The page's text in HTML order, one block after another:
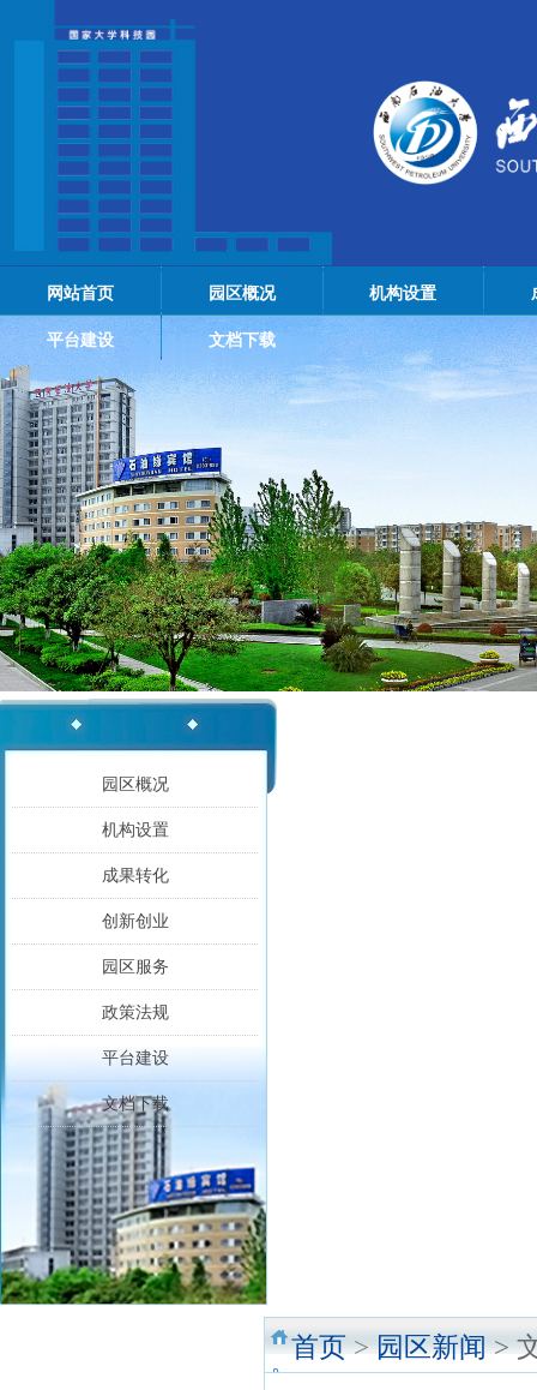
网站首页 园区概况 机构设置
平台建设 文档下载
园区概况
机构设置
成果转化
创新创业
园区服务
政策法规
平台建设
文档下载
首页>园区新闻>